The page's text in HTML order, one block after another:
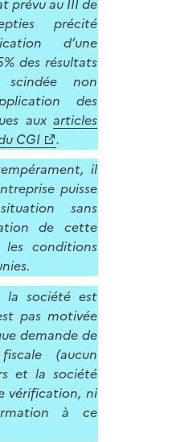
prévu au III de
précité
d’une
des résultats
non
des
auxarticles
CGI
.
il
puisse
sans
de cette
les conditions
la société est
pas motivée
demande de
(aucun
et la société
vérification, ni
à ce